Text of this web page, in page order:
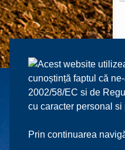
Acest website
cunoștință faptul că
2002/58/EC si de
cu caracter personal
Prin continuarea